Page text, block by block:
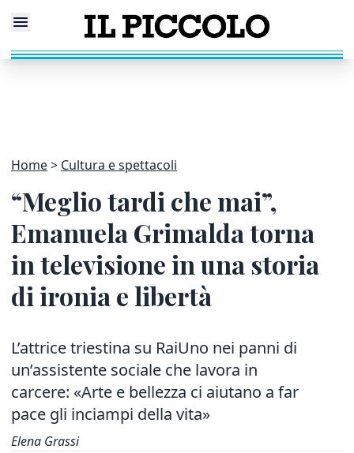
Home Cultura e spettacoli
“Meglio tardi che mai”,
Emanuela Grimalda torna
in televisione in una storia
di ironia e libertà
L’attrice triestina su RaiUno nei panni di
un’assistente sociale che lavora in
carcere: «Arte e bellezza ci aiutano a far
pace gli inciampi della vita»
Elena Grassi